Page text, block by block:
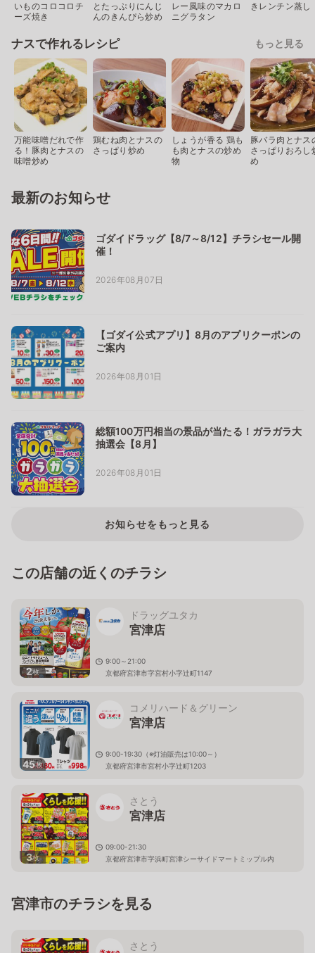
いものコロコロチ
ーズ焼き
とたっぷりにんじ
んのきんぴら炒め
レー風味のマカロ
ニグラタン
きレンチン蒸し
ナスで作れるレシピ もっと見る
万能味噌だれで作
る！豚肉とナスの
味噌炒め
鶏むね肉とナスの
さっぱり炒め
しょうが香る 鶏も
も肉とナスの炒め
物
豚バラ肉とナス
さっぱりおろし
め
最新のお知らせ
ゴダイドラッグ【8/7～8/12】チラシセール開
催！
2026年08月07日
【ゴダイ公式アプリ】8月のアプリクーポンの
ご案内
2026年08月01日
総額100万円相当の景品が当たる！ガラガラ大
抽選会【8月】
2026年08月01日
お知らせをもっと見る
この店舗の近くのチラシ
2枚
ドラッグユタカ
宮津店
9:00～21:00
京都府宮津市字宮村小字辻町1147
45枚
コメリハード＆グリーン
宮津店
9:00-19:30（※灯油販売は10:00～）
京都府宮津市宮村小字辻町1203
3枚
さとう
宮津店
09:00-21:30
京都府宮津市字浜町宮津シーサイドマートミップル内
宮津市のチラシを見る
さとう